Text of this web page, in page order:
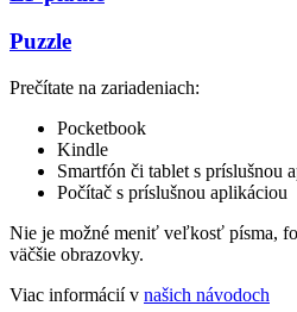
Puzzle
Prečítate na zariadeniach:
Pocketbook
Kindle
Smartfón či tablet s príslušnou
Počítač s príslušnou aplikáciou
Nie je možné meniť veľkosť písma,
väčšie obrazovky.
Viac informácií v našich návodoch